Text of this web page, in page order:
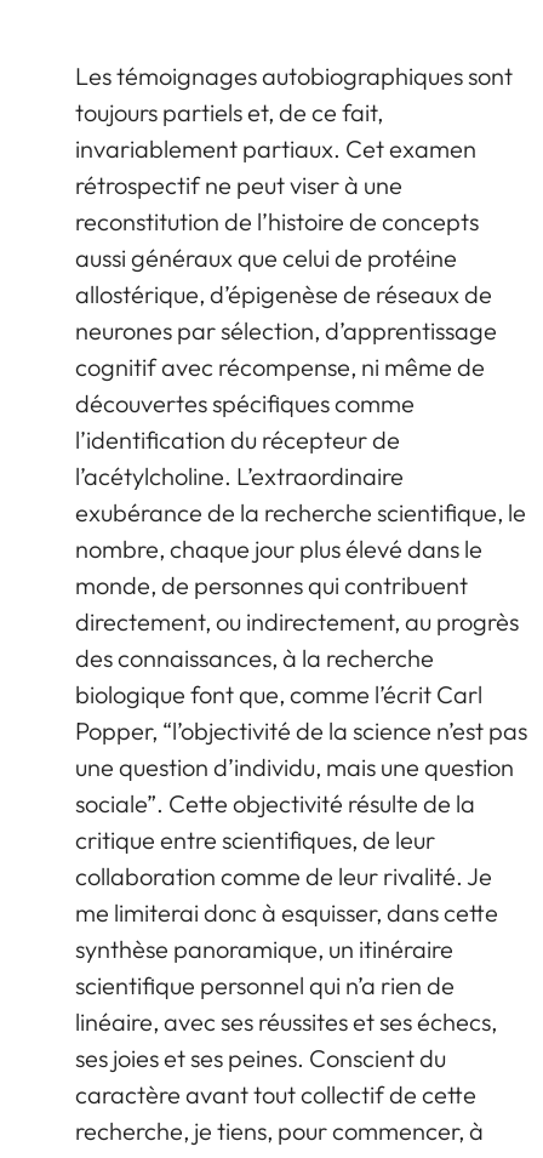
Les témoignages autobiographiques sont
toujours partiels et, de ce fait,
invariablement partiaux. Cet examen
rétrospectif ne peut viser à une
reconstitution de l’histoire de concepts
aussi généraux que celui de protéine
allostérique, d’épigenèse de réseaux de
neurones par sélection, d’apprentissage
cognitif avec récompense, ni même de
découvertes spécifiques comme
l’identification du récepteur de
l’acétylcholine. L’extraordinaire
exubérance de la recherche scientifique, le
nombre, chaque jour plus élevé dans le
monde, de personnes qui contribuent
directement, ou indirectement, au progrès
des connaissances, à la recherche
biologique font que, comme l’écrit Carl
Popper, “l’objectivité de la science n’est pas
une question d’individu, mais une question
sociale”. Cette objectivité résulte de la
critique entre scientifiques, de leur
collaboration comme de leur rivalité. Je
me limiterai donc à esquisser, dans cette
synthèse panoramique, un itinéraire
scientifique personnel qui n’a rien de
linéaire, avec ses réussites et ses échecs,
ses joies et ses peines. Conscient du
caractère avant tout collectif de cette
recherche, je tiens, pour commencer, à